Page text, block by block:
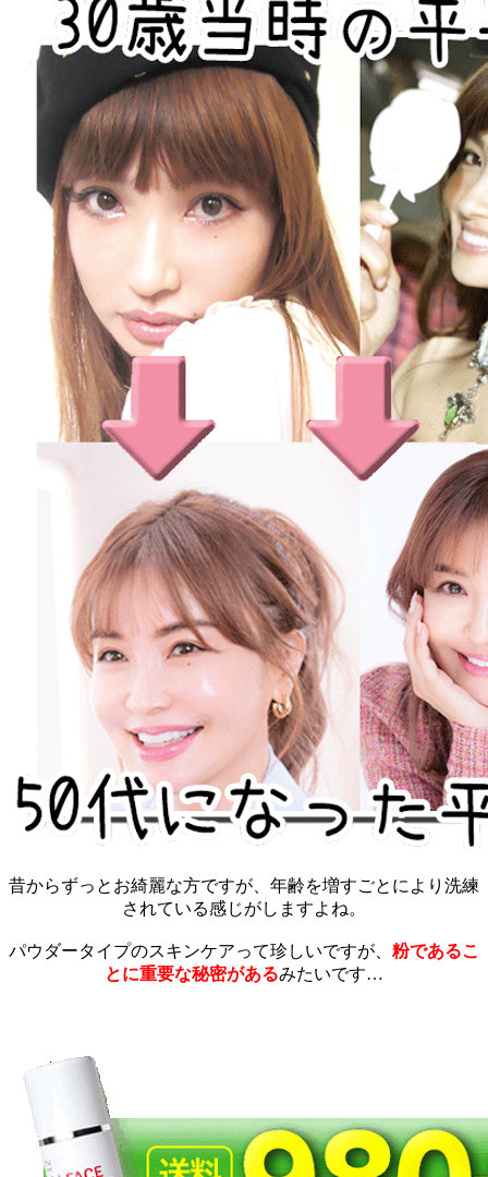
昔からずっとお綺麗な方ですが、年齢を増すごとにより洗練
されている感じがしますよね。
パウダータイプのスキンケアって珍しいですが、 粉であるこ
とに重要な秘密があるみたいです…